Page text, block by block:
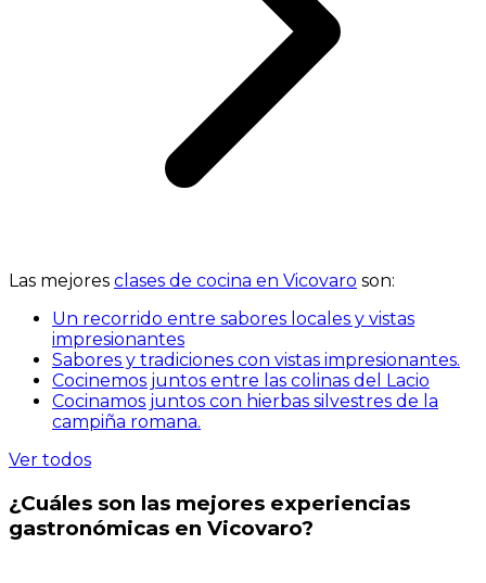
Las mejores clases de cocina en Vicovaro son:
Un recorrido entre sabores locales y vistas
impresionantes
Sabores y tradiciones con vistas impresionantes.
Cocinemos juntos entre las colinas del Lacio
Cocinamos juntos con hierbas silvestres de la
campiña romana.
Ver todos
¿Cuáles son las mejores experiencias
gastronómicas en Vicovaro?